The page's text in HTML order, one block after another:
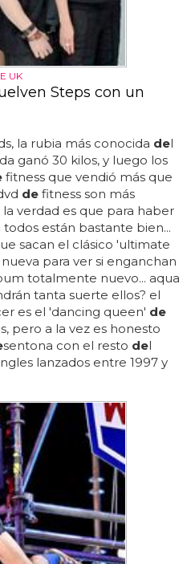
UK
Steps con un
la rubia más conocida del
ganó 30 kilos, y luego los
fitness que vendió más que
de fitness son más
la verdad es que para haber
están bastante bien...
sacan el clásico 'ultimate
para ver si enganchan
totalmente nuevo... aqua
tanta suerte ellos? el
es el 'dancing queen' de
pero a la vez es honesto
sentona con el resto del
lanzados entre 1997 y